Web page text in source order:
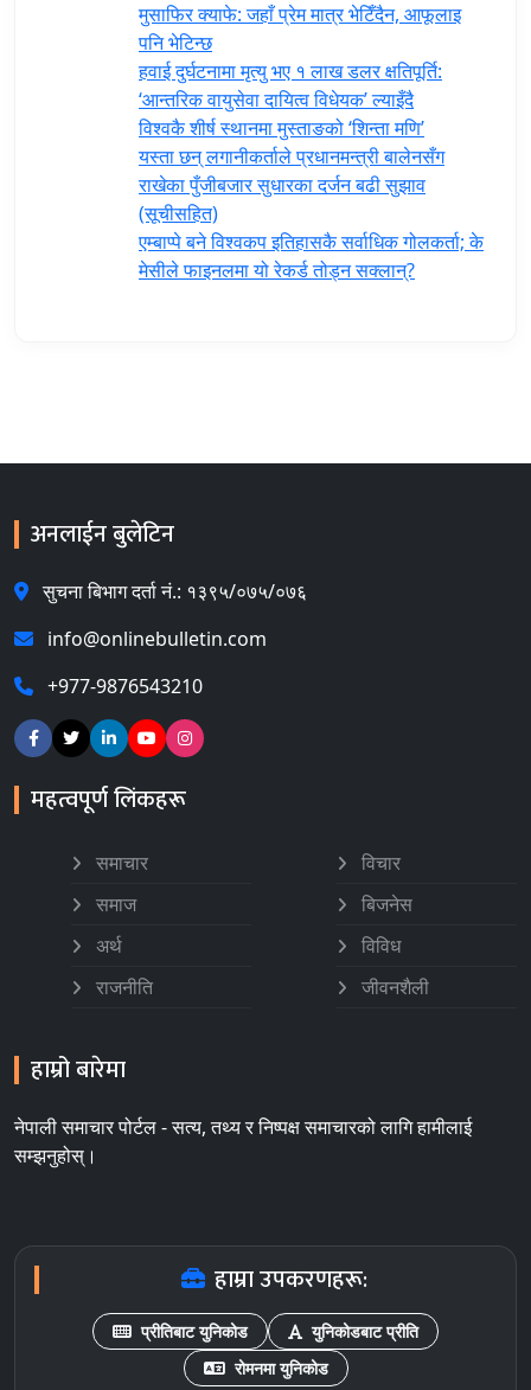
मुसाफिर क्याफे: जहाँ प्रेम मात्र भेटिँदैन, आफूलाइ
पनि भेटिन्छ
हवाई दुर्घटनामा मृत्यु भए १ लाख डलर क्षतिपूर्ति:
‘आन्तरिक वायुसेवा दायित्व विधेयक’ ल्याइँदै
विश्वकै शीर्ष स्थानमा मुस्ताङको ‘शिन्ता मणि’
यस्ता छन् लगानीकर्ताले प्रधानमन्त्री ‍बालेनसँग
राखेका पुँजीबजार सुधारका दर्जन बढी सुझाव
(सूचीसहित)
एम्बाप्पे बने विश्वकप इतिहासकै सर्वाधिक गोलकर्ता; के
मेसीले फाइनलमा यो रेकर्ड तोड्न सक्लान्?
अनलाईन बुलेटिन
सुचना बिभाग दर्ता नं.: १३९५/०७५/०७६
info@onlinebulletin.com
+977-9876543210
महत्वपूर्ण लिंकहरू
समाचार
समाज
अर्थ
राजनीति
विचार
बिजनेस
विविध
जीवनशैली
हाम्रो बारेमा
नेपाली समाचार पोर्टल - सत्य, तथ्य र निष्पक्ष समाचारको लागि हामीलाई
सम्झनुहोस्।
हाम्रा उपकरणहरू:
प्रीतिबाट युनिकोड
युनिकोडबाट प्रीति
रोमनमा युनिकोड